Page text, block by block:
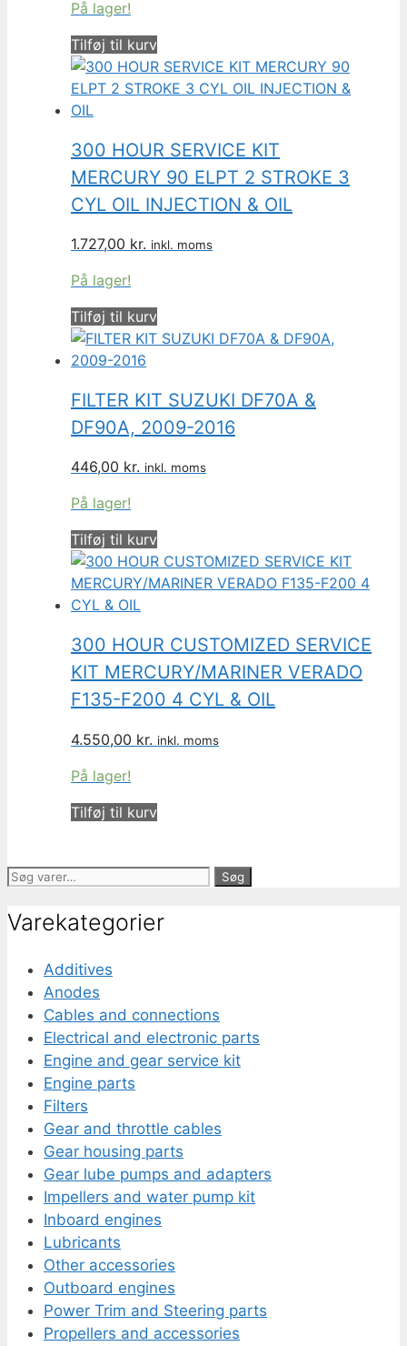
På lager!
Tilføj til kurv
300 HOUR SERVICE KIT
MERCURY 90 ELPT 2 STROKE 3
CYL OIL INJECTION & OIL
1.727,00 kr. inkl. moms
På lager!
Tilføj til kurv
FILTER KIT SUZUKI DF70A &
DF90A, 2009-2016
446,00 kr. inkl. moms
På lager!
Tilføj til kurv
300 HOUR CUSTOMIZED SERVICE
KIT MERCURY/MARINER VERADO
F135-F200 4 CYL & OIL
4.550,00 kr. inkl. moms
På lager!
Tilføj til kurv
Søg
Søg
Varekategorier
Additives
Anodes
Cables and connections
Electrical and electronic parts
Engine and gear service kit
Engine parts
Filters
Gear and throttle cables
Gear housing parts
Gear lube pumps and adapters
Impellers and water pump kit
Inboard engines
Lubricants
Other accessories
Outboard engines
Power Trim and Steering parts
Propellers and accessories